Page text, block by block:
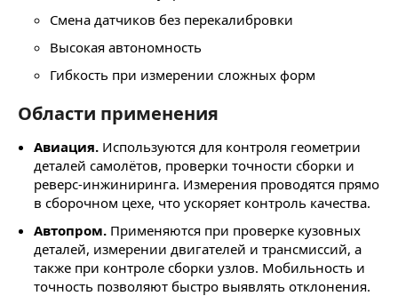
Смена датчиков без перекалибровки
Высокая автономность
Гибкость при измерении сложных форм
Области применения
Авиация. Используются для контроля геометрии
деталей самолётов, проверки точности сборки и
реверс-инжиниринга. Измерения проводятся прямо
в сборочном цехе, что ускоряет контроль качества.
Автопром. Применяются при проверке кузовных
деталей, измерении двигателей и трансмиссий, а
также при контроле сборки узлов. Мобильность и
точность позволяют быстро выявлять отклонения.